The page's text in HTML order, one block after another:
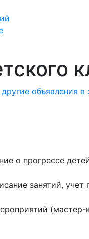
объявления в
о прогрессе
занятий,
(мастер-